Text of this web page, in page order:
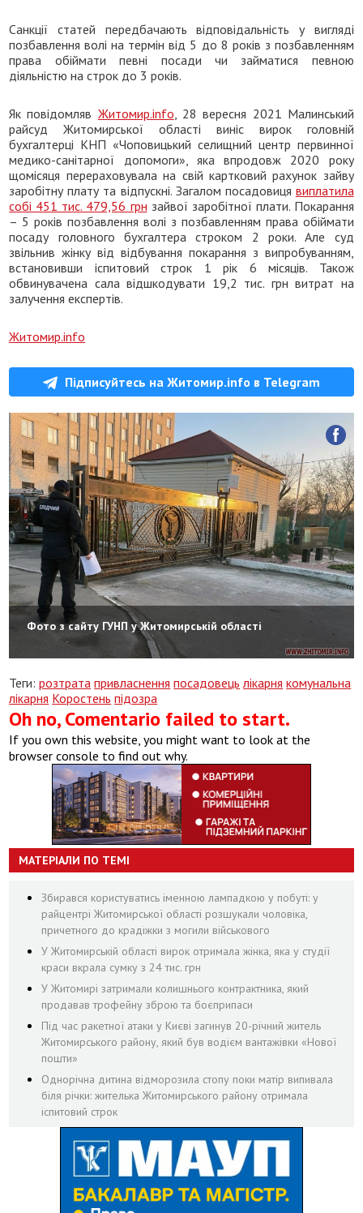
Санкції статей передбачають відповідальність у вигляді
позбавлення волі на термін від 5 до 8 років з позбавленням
права обіймати певні посади чи займатися певною
діяльністю на строк до 3 років.
Як повідомляв Житомир.info , 28 вересня 2021 Малинський
райсуд Житомирської області виніс вирок головній
бухгалтерці КНП «Чоповицький селищний центр первинної
медико-санітарної допомоги», яка впродовж 2020 року
щомісяця перераховувала на свій картковий рахунок зайву
заробітну плату та відпускні. Загалом посадовиця виплатила
собі 451 тис. 479,56 грн зайвої заробітної плати. Покарання
– 5 років позбавлення волі з позбавленням права обіймати
посаду головного бухгалтера строком 2 роки. Але суд
звільнив жінку від відбування покарання з випробуванням,
встановивши іспитовий строк 1 рік 6 місяців. Також
обвинувачена сала відшкодувати 19,2 тис. грн витрат на
залучення експертів.
Житомир.info
Підписуйтесь на Житомир.info в Telegram
Фото з сайту ГУНП у Житомирській області
Теги:розтрата привласнення посадовець лікарня комунальна
лікарня Коростень підозра
Oh no, Comentario failed to start.
If you own this website, you might want to look at the
browser console to find out why.
МАТЕРІАЛИ ПО ТЕМІ
Збирався користуватись іменною лампадкою у побуті: у
райцентрі Житомирської області розшукали чоловіка,
причетного до крадіжки з могили військового
У Житомирській області вирок отримала жінка, яка у студії
краси вкрала сумку з 24 тис. грн
У Житомирі затримали колишнього контрактника, який
продавав трофейну зброю та боєприпаси
Під час ракетної атаки у Києві загинув 20-річний житель
Житомирського району, який був водієм вантажівки «Нової
пошти»
Однорічна дитина відморозила стопу поки матір випивала
біля річки: жителька Житомирського району отримала
іспитовий строк